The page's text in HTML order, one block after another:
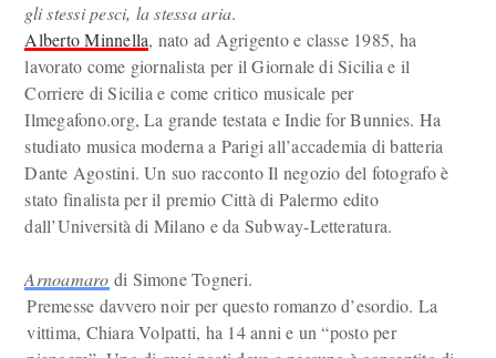
gli stessi pesci, la stessa aria.
Alberto Minnella, nato ad Agrigento e classe 1985, ha
lavorato come giornalista per il Giornale di Sicilia e il
Corriere di Sicilia e come critico musicale per
Ilmegafono.org, La grande testata e Indie for Bunnies. Ha
studiato musica moderna a Parigi all’accademia di batteria
Dante Agostini. Un suo racconto Il negozio del fotografo è
stato finalista per il premio Città di Palermo edito
dall’Università di Milano e da Subway-Letteratura.
Arnoamaro di Simone Togneri.
Premesse davvero noir per questo romanzo d’esordio. La
vittima, Chiara Volpatti, ha 14 anni e un “posto per